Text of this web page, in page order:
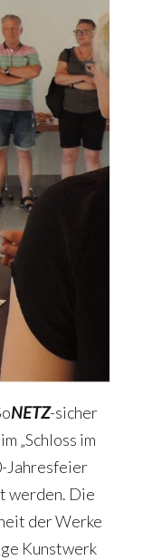
NETZ-sicher
„Schloss im
Jahresfeier
werden. Die
der Werke
Kunstwerk